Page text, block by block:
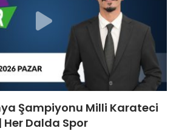
Şampiyonu Milli Karateci
Her Dalda Spor